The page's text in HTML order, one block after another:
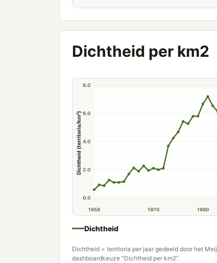
Dichtheid per km2
0.0
2.0
4.0
6.0
8.0
Dichtheid (territoria/km²)
1958 1970 1980
Dichtheid
Dichtheid = territoria per jaar gedeeld door het
dashboardkeuze “Dichtheid per km2”.